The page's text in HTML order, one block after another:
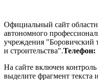
Официальный сайт
автономного
учреждения "Боровичский
и строительства".Телефон:
На сайте включен
выделите фрагмент